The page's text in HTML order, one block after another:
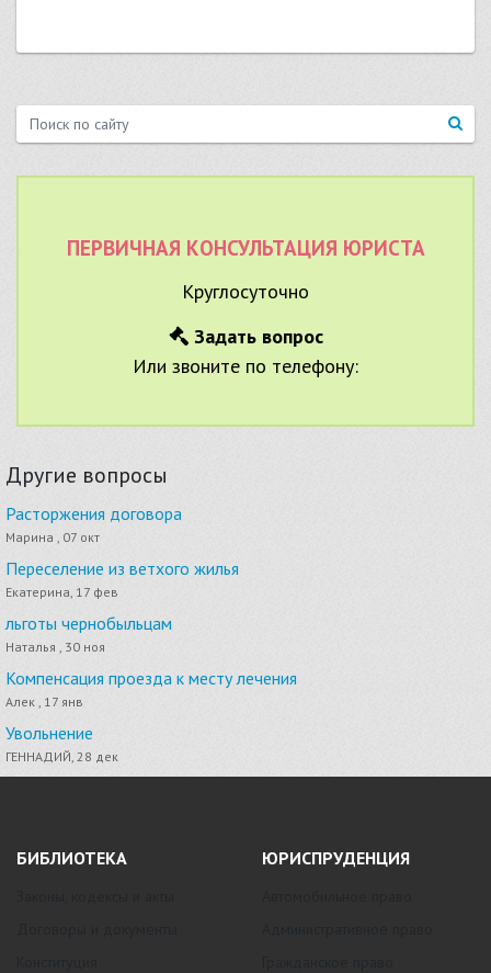
ПЕРВИЧНАЯ КОНСУЛЬТАЦИЯ ЮРИСТА
Круглосуточно
Задать вопрос
Или звоните по телефону:
Другие вопросы
Расторжения договора
Марина , 07 окт
Переселение из ветхого жилья
Екатерина, 17 фев
льготы чернобыльцам
Наталья , 30 ноя
Компенсация проезда к месту лечения
Алек , 17 янв
Увольнение
ГЕННАДИЙ, 28 дек
БИБЛИОТЕКА ЮРИСПРУДЕНЦИЯ